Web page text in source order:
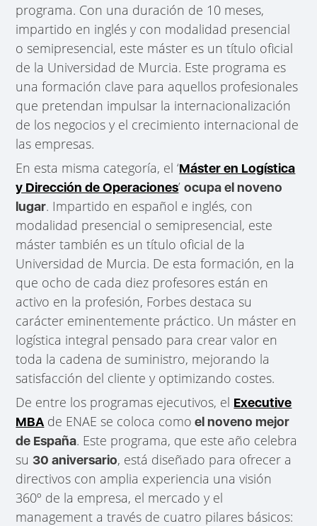
programa. Con una duración de 10 meses,
impartido en inglés y con modalidad presencial
o semipresencial, este máster es un título oficial
de la Universidad de Murcia. Este programa es
una formación clave para aquellos profesionales
que pretendan impulsar la internacionalización
de los negocios y el crecimiento internacional de
las empresas.
En esta misma categoría, el ‘Máster en Logística
y Dirección de Operaciones’ocupa el noveno
lugar. Impartido en español e inglés, con
modalidad presencial o semipresencial, este
máster también es un título oficial de la
Universidad de Murcia. De esta formación, en la
que ocho de cada diez profesores están en
activo en la profesión, Forbes destaca su
carácter eminentemente práctico. Un máster en
logística integral pensado para crear valor en
toda la cadena de suministro, mejorando la
satisfacción del cliente y optimizando costes.
De entre los programas ejecutivos, el Executive
MBA de ENAE se coloca como el noveno mejor
de España. Este programa, que este año celebra
su30 aniversario, está diseñado para ofrecer a
directivos con amplia experiencia una visión
360º de la empresa, el mercado y el
management a través de cuatro pilares básicos: